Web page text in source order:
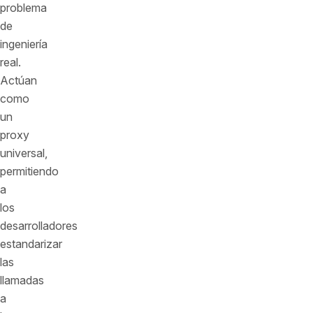
problema
de
ingeniería
real.
Actúan
como
un
proxy
universal,
permitiendo
a
los
desarrolladores
estandarizar
las
llamadas
a